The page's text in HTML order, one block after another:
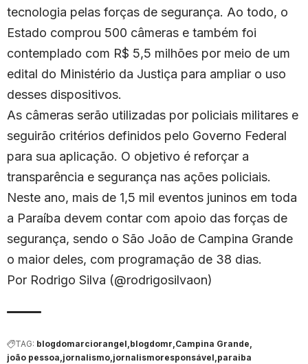
tecnologia pelas forças de segurança. Ao todo, o
Estado comprou 500 câmeras e também foi
contemplado com R$ 5,5 milhões por meio de um
edital do Ministério da Justiça para ampliar o uso
desses dispositivos.
As câmeras serão utilizadas por policiais militares e
seguirão critérios definidos pelo Governo Federal
para sua aplicação. O objetivo é reforçar a
transparência e segurança nas ações policiais.
Neste ano, mais de 1,5 mil eventos juninos em toda
a Paraíba devem contar com apoio das forças de
segurança, sendo o São João de Campina Grande
o maior deles, com programação de 38 dias.
Por Rodrigo Silva (@rodrigosilvaon)
TAG: blogdomarciorangel blogdomr Campina Grande
joão pessoa jornalismo jornalismoresponsável paraiba